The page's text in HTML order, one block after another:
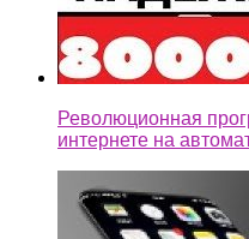
Революционная
интернете на